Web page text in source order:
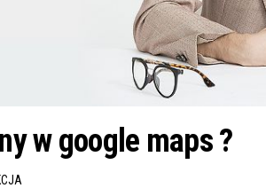
w google maps ?